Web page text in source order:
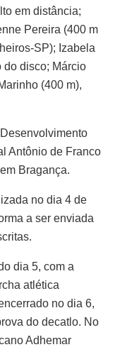
em distância;
Pereira (400 m
SP); Izabela
do disco; Márcio
(400 m),
Antônio de Franco
Bragança.
no dia 4 de
a ser enviada
dia 5, com a
atlética
no dia 6,
do decatlo. No
Adhemar